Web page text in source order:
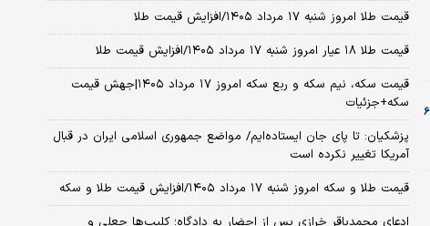
قیمت طلا امروز شنبه ۱۷ مرداد ۱۴۰۵/افزایش قیمت طلا
قیمت طلا ۱۸ عیار امروز شنبه ۱۷ مرداد ۱۴۰۵/افزایش قیمت طلا
قیمت سکه، نیم سکه و ربع سکه امروز ۱۷ مرداد ۱۴۰۵|جهش قیمت
سکه+جزئیات
پزشکیان: تا پای جان ایستاده‌ایم/ مواضع جمهوری اسلامی ایران در قبال
آمریکا تغییر نکرده است
قیمت طلا و سکه امروز شنبه ۱۷ مرداد ۱۴۰۵/افزایش قیمت طلا و سکه
ادعای محمدباقر خرازی پس از احضار به دادگاه؛ کلیپ‌ها جعلی و